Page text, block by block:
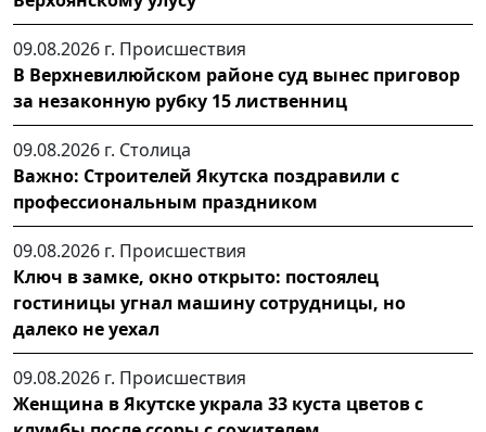
09.08.2026 г. Происшествия
В Верхневилюйском районе суд вынес приговор
за незаконную рубку 15 лиственниц
09.08.2026 г. Столица
Важно: Строителей Якутска поздравили с
профессиональным праздником
09.08.2026 г. Происшествия
Ключ в замке, окно открыто: постоялец
гостиницы угнал машину сотрудницы, но
далеко не уехал
09.08.2026 г. Происшествия
Женщина в Якутске украла 33 куста цветов с